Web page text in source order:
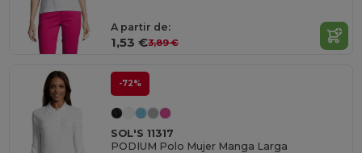
A partir de:
1,53 €3,89 €
-72%
SOL'S 11317
PODIUM Polo Mujer Manga Larga